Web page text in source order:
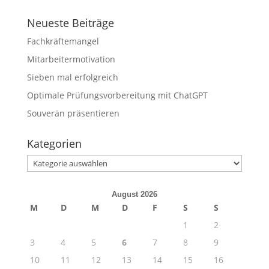
Neueste Beiträge
Fachkräftemangel
Mitarbeitermotivation
Sieben mal erfolgreich
Optimale Prüfungsvorbereitung mit ChatGPT
Souverän präsentieren
Kategorien
Kategorien
August 2026
M D M D F S
S
1
2
3
4 5 6 7 8
9
10
11 12 13 14 15 16